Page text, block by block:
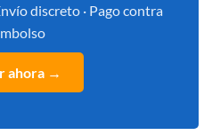
discreto · Pago contra
ahora →